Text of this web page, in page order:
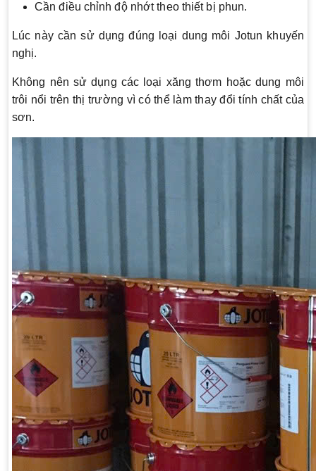
Cần điều chỉnh độ nhớt theo thiết bị phun.
Lúc này cần sử dụng đúng loại dung môi Jotun khuyến
nghị.
Không nên sử dụng các loại xăng thơm hoặc dung môi
trôi nổi trên thị trường vì có thể làm thay đổi tính chất của
sơn.